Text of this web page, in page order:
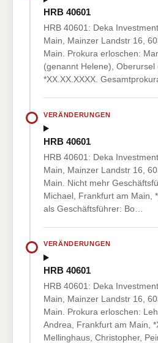
HRB 40601
HRB 40601: Deka
Main, Mainzer Landstr 16,
Main. Prokura erloschen:
(genannt Helene), Oberursel
*XX.XX.XXXX.
VERÄNDERUNGEN
HRB 40601
HRB 40601: Deka
Main, Mainzer Landstr 16,
Main. Nicht mehr
Michael, Frankfurt am Main,
als Geschäftsführer: Bo…
VERÄNDERUNGEN
HRB 40601
HRB 40601: Deka
Main, Mainzer Landstr 16,
Main. Prokura erloschen:
Andrea, Frankfurt am Main,
Mellinghaus, Christopher,